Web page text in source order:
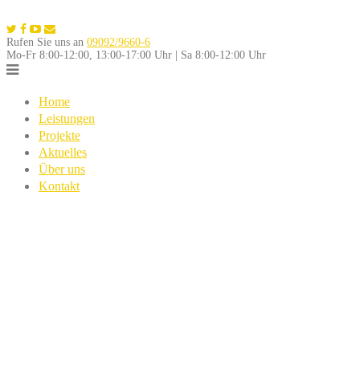
to
content
Rufen Sie uns an 09092/9660-6
Mo-Fr 8:00-12:00, 13:00-17:00 Uhr | Sa 8:00-12:00 Uhr
Home
Leistungen
Projekte
Aktuelles
Über uns
Kontakt